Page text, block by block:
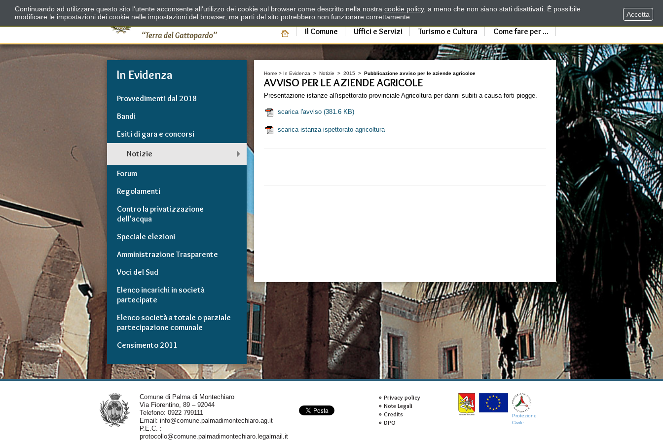
Il Comune Uffici e Servizi Turismo e Cultura Come fare per ...
In Evidenza
Provvedimenti dal 2018
Bandi
Esiti di gara e concorsi
Notizie
Forum
Regolamenti
Contro la privatizzazione
dell'acqua
Speciale elezioni
Amministrazione Trasparente
Voci del Sud
Elenco incarichi in società
partecipate
Elenco società a totale o parziale
partecipazione comunale
Censimento 2011
Home > In Evidenza >Notizie >2015 >Pubblicazione avviso per le aziende agricoloe
AVVISO PER LE AZIENDE AGRICOLE
Presentazione istanze all'ispettorato provinciale Agricoltura per danni subiti a causa forti piogge.
scarica l'avviso (381.6 KB)
scarica istanza ispettorato agricoltura
Comune di Palma di Montechiaro
Via Fiorentino, 89 – 92044
Telefono: 0922 799111
Email: info@comune.palmadimontechiaro.ag.it
P.E.C. :
protocollo@comune.palmadimontechiaro.legalmail.it
Privacy policy
Note Legali
Credits
DPO
Protezione
Civile
Continuando ad utilizzare questo sito l'utente acconsente all'utilizzo dei cookie sul browser come descritto nella nostra cookie policy, a meno che non siano stati disattivati. È possibile
modificare le impostazioni dei cookie nelle impostazioni del browser, ma parti del sito potrebbero non funzionare correttamente.
Accetta